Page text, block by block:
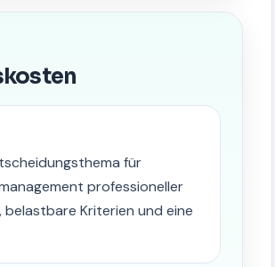
für
professioneller
Kriterien und eine